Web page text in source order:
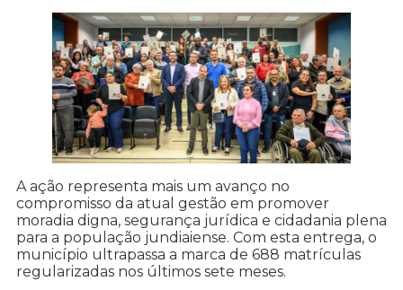
A ação representa mais um avanço no
compromisso da atual gestão em promover
moradia digna, segurança jurídica e cidadania plena
para a população jundiaiense. Com esta entrega, o
município ultrapassa a marca de 688 matrículas
regularizadas nos últimos sete meses.